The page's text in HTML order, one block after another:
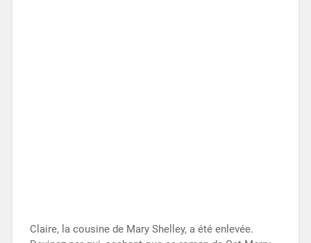
Claire, la cousine de Mary Shelley, a été enlevée.